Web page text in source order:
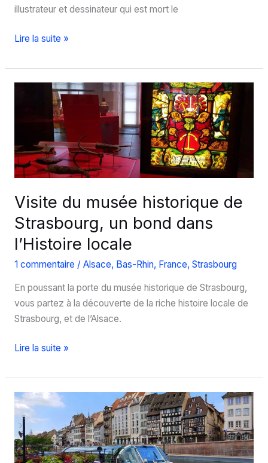
illustrateur et dessinateur qui est mort le
Visite
musée
Tomi
Strasbourg
Lire la suite »
Visite du musée historique de
Strasbourg, un bond dans
l’Histoire locale
1 commentaire / Alsace, Bas-Rhin, France, Strasbourg
En poussant la porte du musée historique de Strasbourg,
vous partez à la découverte de la riche histoire locale de
Strasbourg, et de l’Alsace.
Visite
musée
historique
de
Strasbourg,
un
bond
Lire la suite »